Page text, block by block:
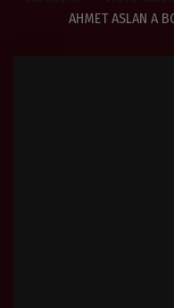
AHMET ASLAN A